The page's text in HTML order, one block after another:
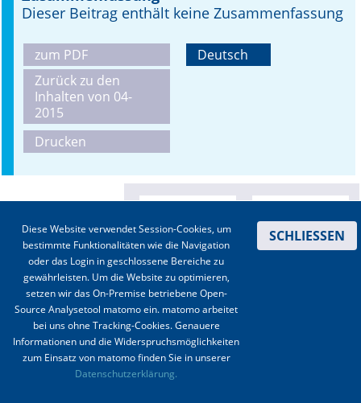
Online First
A&I English
Mediadaten
Autoren-Service
Stellenmarkt
Kongresskalender
Dieser Beitrag enthält keine Zusammenfassung
zum PDF
Zurück zu den
Inhalten von 04-
2015
Drucken
Deutsch
Impressum Datenschutz
Diese Website verwendet Session-Cookies, um
bestimmte Funktionalitäten wie die Navigation
oder das Login in geschlossene Bereiche zu
gewährleisten. Um die Website zu optimieren,
setzen wir das On-Premise betriebene Open-
Source Analysetool matomo ein. matomo arbeitet
bei uns ohne Tracking-Cookies. Genauere
Informationen und die Widerspruchsmöglichkeiten
zum Einsatz von matomo finden Sie in unserer
Datenschutzerklärung.
SCHLIESSEN